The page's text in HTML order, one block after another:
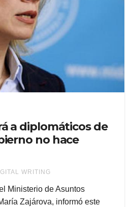
a diplomáticos de
no hace
WRITING
Ministerio de Asuntos
Zajárova, informó este